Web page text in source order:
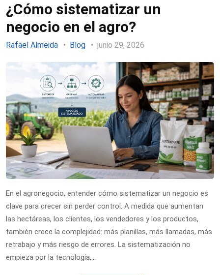
¿Cómo sistematizar un
negocio en el agro?
Rafael Almeida Blog junio 29, 2026
En el agronegocio, entender cómo sistematizar un negocio es
clave para crecer sin perder control. A medida que aumentan
las hectáreas, los clientes, los vendedores y los productos,
también crece la complejidad: más planillas, más llamadas, más
retrabajo y más riesgo de errores. La sistematización no
empieza por la tecnología,…